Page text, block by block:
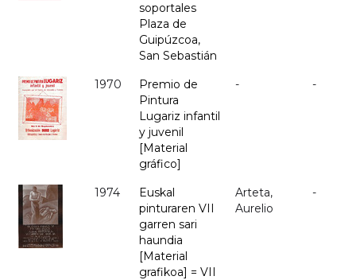
soportales
Plaza de
Guipúzcoa,
San Sebastián
1970
Premio de
Pintura
Lugariz infantil
y juvenil
[Material
gráfico]
- -
1974
Euskal
pinturaren VII
garren sari
haundia
[Material
grafikoa] = VII
Arteta,
Aurelio
-